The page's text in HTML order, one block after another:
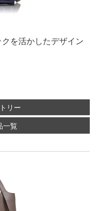
を活かしたデザイン
リー
一覧